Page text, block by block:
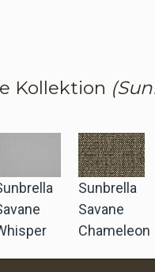
Kollektion
Sunbrella
Savane
Chameleon